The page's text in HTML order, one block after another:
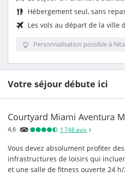
Hébergement seul, sans
Les vols au départ de la ville
Personnalisation possible à
Votre séjour débute ici
Courtyard Miami Aventura
4,6 1 748avis
Vous devez absolument profiter
infrastructures de loisirs qui
et une salle de fitness ouverte 24